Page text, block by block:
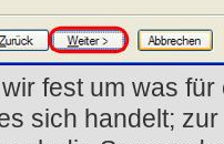
fest um was für
sich handelt;